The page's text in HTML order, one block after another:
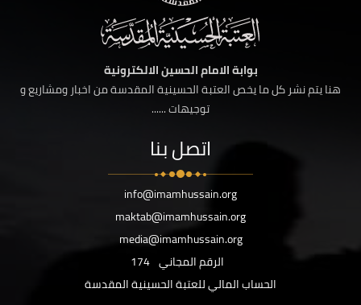
بوابة الامام الحسين الالكترونية
هنا يتم نشر كل ما يخص العتبة الحسينية المقدسة من اخبار ومشاريع و
توجيهات ......
اتصل بنا
info@imamhussain.org
maktab@imamhussain.org
media@imamhussain.org
الرقم المجاني 174
الحساب المالي للعتبة الحسينية المقدسة